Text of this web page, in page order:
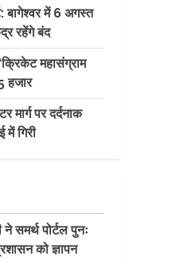
बागेश्वर में 6 अगस्त
रहेंगे बंद
महासंग्राम
हजार
मार्ग पर दर्दनाक
में गिरी
ने समर्थ पोर्टल पुनः
को ज्ञापन